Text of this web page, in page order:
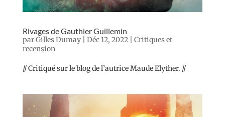
Rivages de Gauthier Guillemin
parGilles Dumay| Déc 12, 2022| Critiques et
recension
// Critiqué sur le blog de l’autrice Maude Elyther. //